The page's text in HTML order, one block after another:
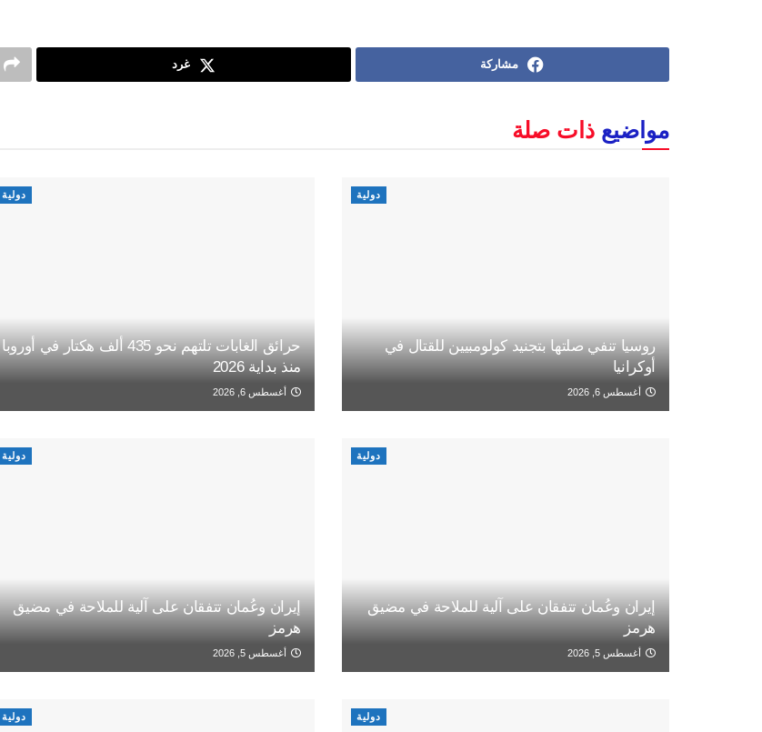
مشاركة غرد
مواضيع ذات صلة
دولية
روسيا تنفي صلتها بتجنيد كولومبيين للقتال في
أوكرانيا
أغسطس 6, 2026
دولية
حرائق الغابات تلتهم نحو 435 ألف هكتار في أوروبا
منذ بداية 2026
أغسطس 6, 2026
دولية
إيران وعُمان تتفقان على آلية للملاحة في مضيق
هرمز
أغسطس 5, 2026
دولية
إيران وعُمان تتفقان على آلية للملاحة في مضيق
هرمز
أغسطس 5, 2026
دولية دولية